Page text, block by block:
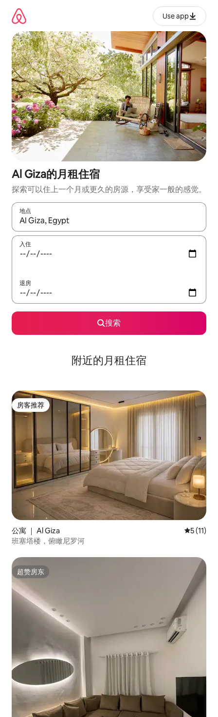
Use app
Al Giza的月租住宿
探索可以住上一个月或更久的房源，享受家一般的感觉。
地点
如有搜索结果，请使用上下方向键查看，或通过点击或滑动手势
入住
退房
搜索
附近的月租住宿
房客推荐
房客推荐
公寓 ｜ Al Giza 平均评分
5 (11)
班塞塔楼，俯瞰尼罗河
超赞房东
超赞房东